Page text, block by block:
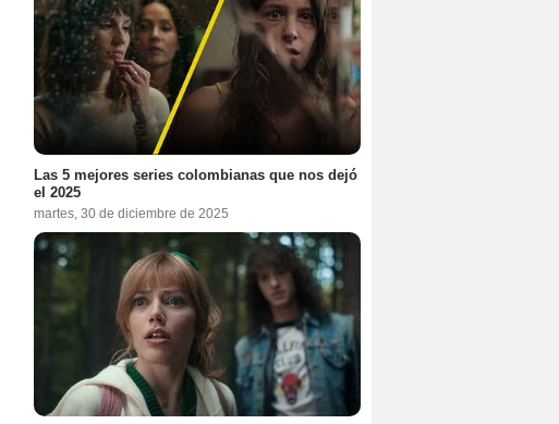
Las 5 mejores series colombianas que nos dejó
el 2025
martes, 30 de diciembre de 2025